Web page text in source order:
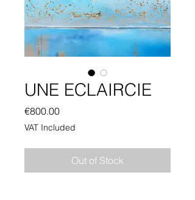
UNE ECLAIRCIE
€800.00Price
VAT Included
Out of Stock